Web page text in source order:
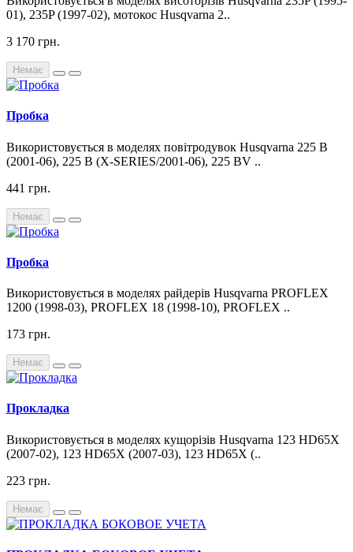
01), 235P (1997-02), мотокос Husqvarna 2..
3 170 грн.
Немає
Пробка
Використовується в моделях повітродувок Husqvarna 225 B
(2001-06), 225 B (X-SERIES/2001-06), 225 BV ..
441 грн.
Немає
Пробка
Використовується в моделях райдерів Husqvarna PROFLEX
1200 (1998-03), PROFLEX 18 (1998-10), PROFLEX ..
173 грн.
Немає
Прокладка
Використовується в моделях кущорізів Husqvarna 123 HD65X
(2007-02), 123 HD65X (2007-03), 123 HD65X (..
223 грн.
Немає